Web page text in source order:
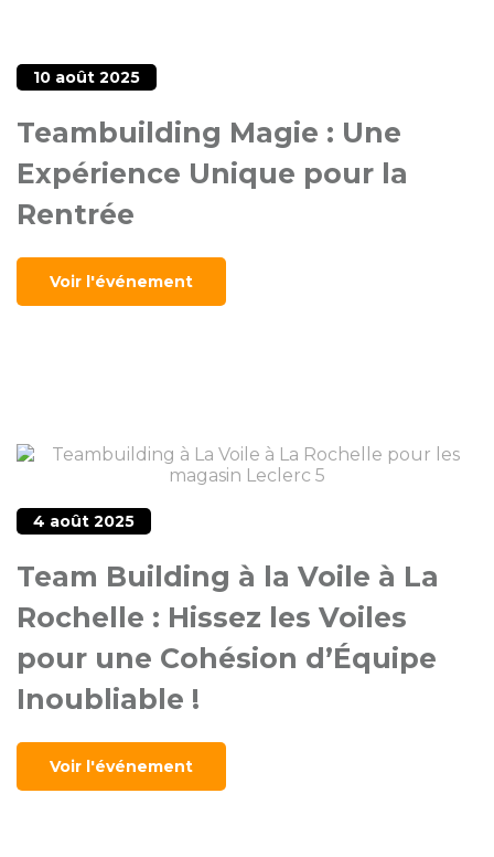
10 août 2025
Teambuilding Magie : Une
Expérience Unique pour la
Rentrée
Voir l'événement
4 août 2025
Team Building à la Voile à La
Rochelle : Hissez les Voiles
pour une Cohésion d’Équipe
Inoubliable !
Voir l'événement